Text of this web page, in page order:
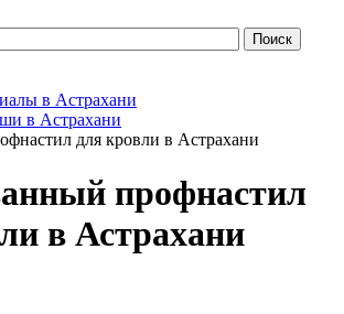
в Астрахани
в Астрахани
для кровли в Астрахани
профнастил
в Астрахани